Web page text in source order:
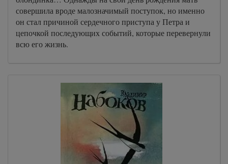
совершила вроде малозначимый поступок, но именно
он стал причиной сердечного приступа у Петра и
цепочкой последующих событий, которые перевернули
всю его жизнь.